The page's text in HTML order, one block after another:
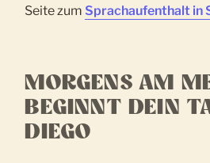
Seite zum Sprachaufenthalt in
MORGENS AM
BEGINNT DEIN
DIEGO